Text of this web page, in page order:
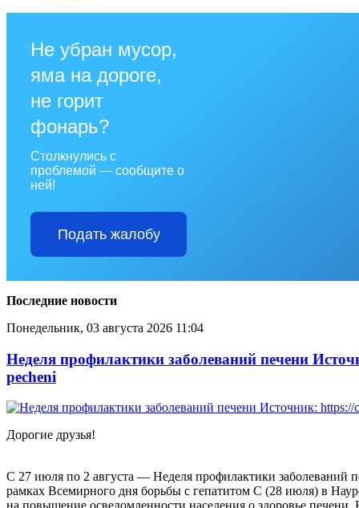
Не убран мусор,
яма на дороге,
не горит
фонарь?
Столкнулись с
проблемой — сообщите о
ней!
Подать жалобу
Последние новости
Понедельник, 03 августа 2026 11:04
Неделя профилактики заболеваний печени
pecheni
Дорогие друзья!
С 27 июля по 2 августа — Неделя профилактики заболеваний
рамках Всемирного дня борьбы с гепатитом C (28 июля) в